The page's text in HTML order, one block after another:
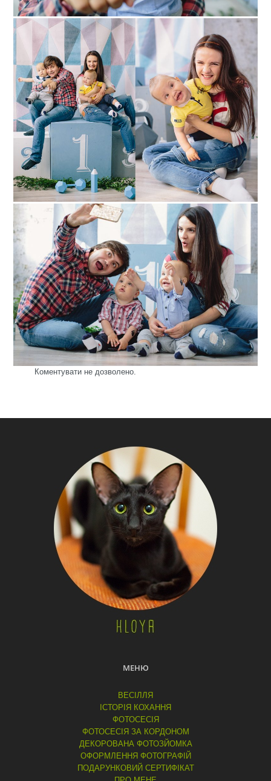
Коментувати не дозволено.
МЕНЮ
ВЕСІЛЛЯ
ІСТОРІЯ КОХАННЯ
ФОТОСЕСІЯ
ФОТОСЕСІЯ ЗА КОРДОНОМ
ДЕКОРОВАНА ФОТОЗЙОМКА
ОФОРМЛЕННЯ ФОТОГРАФІЙ
ПОДАРУНКОВИЙ СЕРТИФІКАТ